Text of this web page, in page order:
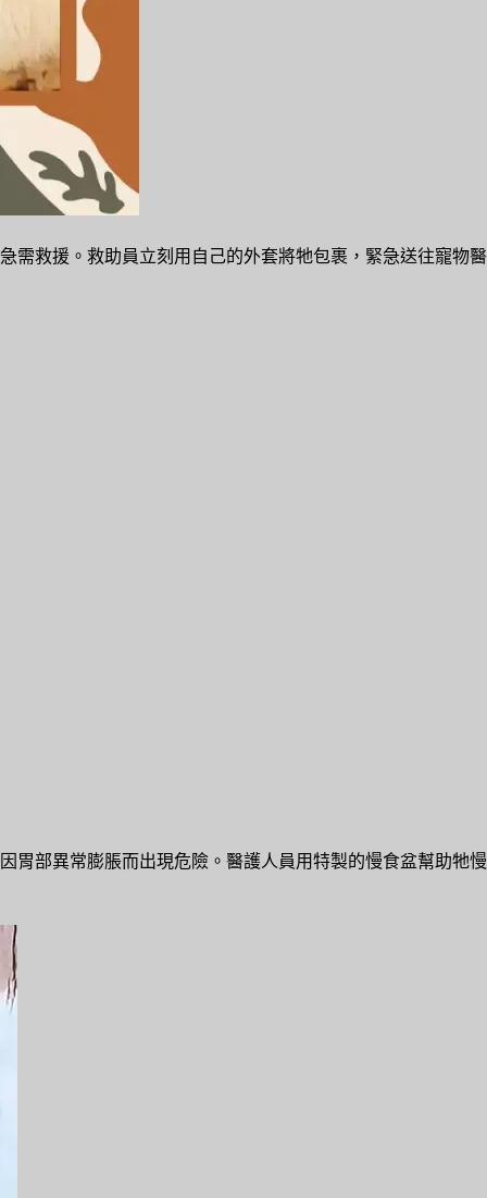
需救援。救助員立刻用自己的外套將牠包裹，緊急送往寵物醫
胃部異常膨脹而出現危險。醫護人員用特製的慢食盆幫助牠慢